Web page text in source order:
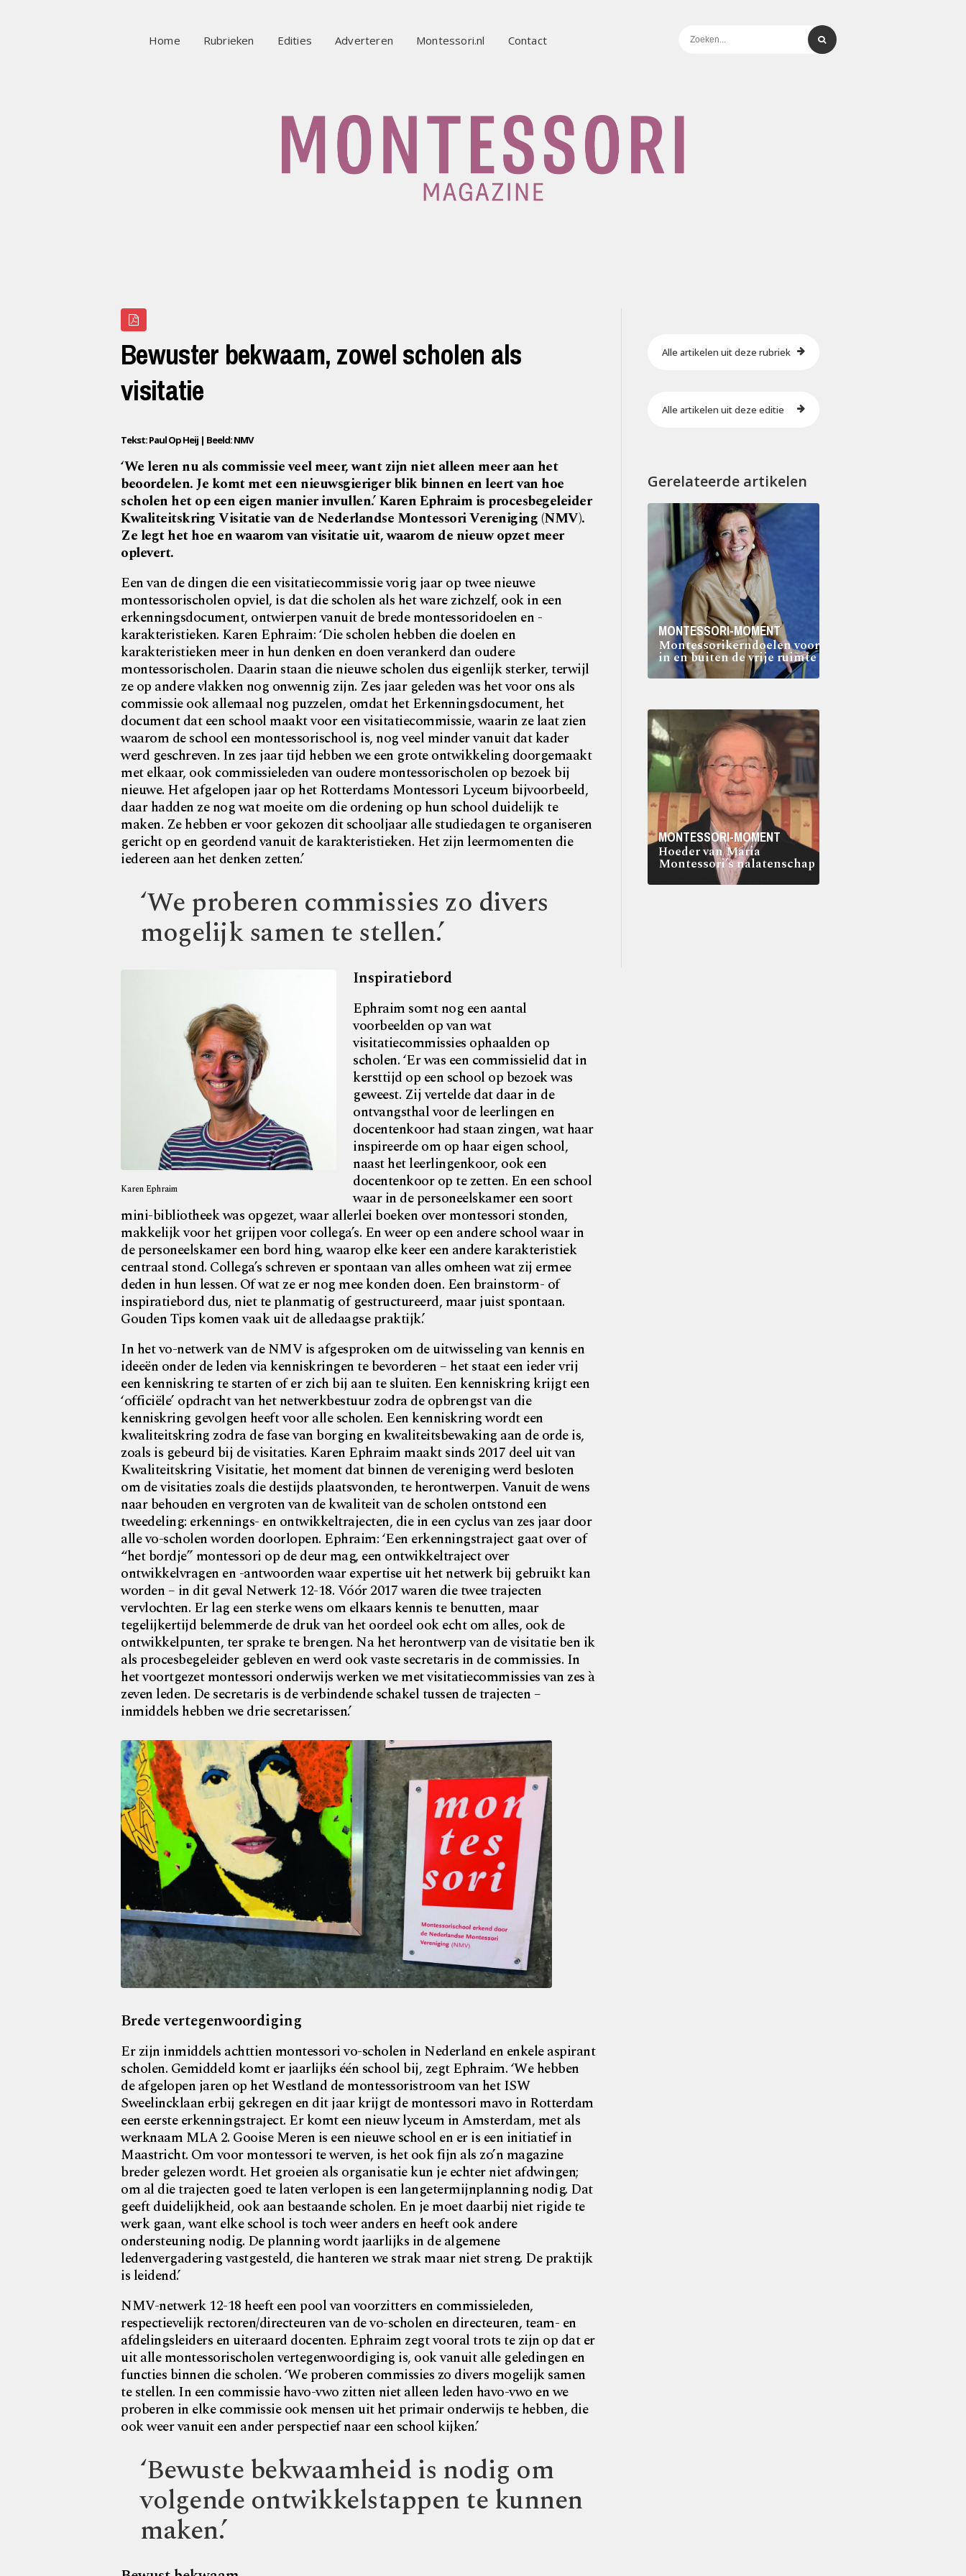
Home Rubrieken Edities Adverteren Montessori.nl Contact
Bewuster bekwaam, zowel scholen als
visitatie
Tekst: Paul Op Heij | Beeld: NMV
‘We leren nu als commissie veel meer, want zijn niet alleen meer aan het
beoordelen. Je komt met een nieuwsgieriger blik binnen en leert van hoe
scholen het op een eigen manier invullen.’ Karen Ephraim is procesbegeleider
Kwaliteitskring Visitatie van de Nederlandse Montessori Vereniging (NMV).
Ze legt het hoe en waarom van visitatie uit, waarom de nieuw opzet meer
oplevert.
Een van de dingen die een visitatiecommissie vorig jaar op twee nieuwe
montessorischolen opviel, is dat die scholen als het ware zichzelf, ook in een
erkenningsdocument, ontwierpen vanuit de brede montessoridoelen en -
karakteristieken. Karen Ephraim: ‘Die scholen hebben die doelen en
karakteristieken meer in hun denken en doen verankerd dan oudere
montessorischolen. Daarin staan die nieuwe scholen dus eigenlijk sterker, terwijl
ze op andere vlakken nog onwennig zijn. Zes jaar geleden was het voor ons als
commissie ook allemaal nog puzzelen, omdat het Erkenningsdocument, het
document dat een school maakt voor een visitatiecommissie, waarin ze laat zien
waarom de school een montessorischool is, nog veel minder vanuit dat kader
werd geschreven. In zes jaar tijd hebben we een grote ontwikkeling doorgemaakt
met elkaar, ook commissieleden van oudere montessorischolen op bezoek bij
nieuwe. Het afgelopen jaar op het Rotterdams Montessori Lyceum bijvoorbeeld,
daar hadden ze nog wat moeite om die ordening op hun school duidelijk te
maken. Ze hebben er voor gekozen dit schooljaar alle studiedagen te organiseren
gericht op en geordend vanuit de karakteristieken. Het zijn leermomenten die
iedereen aan het denken zetten.’
‘We proberen commissies zo divers
mogelijk samen te stellen.’
Karen Ephraim
Inspiratiebord
Ephraim somt nog een aantal
voorbeelden op van wat
visitatiecommissies ophaalden op
scholen. ‘Er was een commissielid dat in
kersttijd op een school op bezoek was
geweest. Zij vertelde dat daar in de
ontvangsthal voor de leerlingen en
docentenkoor had staan zingen, wat haar
inspireerde om op haar eigen school,
naast het leerlingenkoor, ook een
docentenkoor op te zetten. En een school
waar in de personeelskamer een soort
mini-bibliotheek was opgezet, waar allerlei boeken over montessori stonden,
makkelijk voor het grijpen voor collega’s. En weer op een andere school waar in
de personeelskamer een bord hing, waarop elke keer een andere karakteristiek
centraal stond. Collega’s schreven er spontaan van alles omheen wat zij ermee
deden in hun lessen. Of wat ze er nog mee konden doen. Een brainstorm- of
inspiratiebord dus, niet te planmatig of gestructureerd, maar juist spontaan.
Gouden Tips komen vaak uit de alledaagse praktijk.’
In het vo-netwerk van de NMV is afgesproken om de uitwisseling van kennis en
ideeën onder de leden via kenniskringen te bevorderen – het staat een ieder vrij
een kenniskring te starten of er zich bij aan te sluiten. Een kenniskring krijgt een
‘officiële’ opdracht van het netwerkbestuur zodra de opbrengst van die
kenniskring gevolgen heeft voor alle scholen. Een kenniskring wordt een
kwaliteitskring zodra de fase van borging en kwaliteitsbewaking aan de orde is,
zoals is gebeurd bij de visitaties. Karen Ephraim maakt sinds 2017 deel uit van
Kwaliteitskring Visitatie, het moment dat binnen de vereniging werd besloten
om de visitaties zoals die destijds plaatsvonden, te herontwerpen. Vanuit de wens
naar behouden en vergroten van de kwaliteit van de scholen ontstond een
tweedeling: erkennings- en ontwikkeltrajecten, die in een cyclus van zes jaar door
alle vo-scholen worden doorlopen. Ephraim: ‘Een erkenningstraject gaat over of
“het bordje” montessori op de deur mag, een ontwikkeltraject over
ontwikkelvragen en -antwoorden waar expertise uit het netwerk bij gebruikt kan
worden – in dit geval Netwerk 12-18. Vóór 2017 waren die twee trajecten
vervlochten. Er lag een sterke wens om elkaars kennis te benutten, maar
tegelijkertijd belemmerde de druk van het oordeel ook echt om alles, ook de
ontwikkelpunten, ter sprake te brengen. Na het herontwerp van de visitatie ben ik
als procesbegeleider gebleven en werd ook vaste secretaris in de commissies. In
het voortgezet montessori onderwijs werken we met visitatiecommissies van zes à
zeven leden. De secretaris is de verbindende schakel tussen de trajecten –
inmiddels hebben we drie secretarissen.’
Brede vertegenwoordiging
Er zijn inmiddels achttien montessori vo-scholen in Nederland en enkele aspirant
scholen. Gemiddeld komt er jaarlijks één school bij, zegt Ephraim. ‘We hebben
de afgelopen jaren op het Westland de montessoristroom van het ISW
Sweelincklaan erbij gekregen en dit jaar krijgt de montessori mavo in Rotterdam
een eerste erkenningstraject. Er komt een nieuw lyceum in Amsterdam, met als
werknaam MLA 2. Gooise Meren is een nieuwe school en er is een initiatief in
Maastricht. Om voor montessori te werven, is het ook fijn als zo’n magazine
breder gelezen wordt. Het groeien als organisatie kun je echter niet afdwingen;
om al die trajecten goed te laten verlopen is een langetermijnplanning nodig. Dat
geeft duidelijkheid, ook aan bestaande scholen. En je moet daarbij niet rigide te
werk gaan, want elke school is toch weer anders en heeft ook andere
ondersteuning nodig. De planning wordt jaarlijks in de algemene
ledenvergadering vastgesteld, die hanteren we strak maar niet streng. De praktijk
is leidend.’
NMV-netwerk 12-18 heeft een pool van voorzitters en commissieleden,
respectievelijk rectoren/directeuren van de vo-scholen en directeuren, team- en
afdelingsleiders en uiteraard docenten. Ephraim zegt vooral trots te zijn op dat er
uit alle montessorischolen vertegenwoordiging is, ook vanuit alle geledingen en
functies binnen die scholen. ‘We proberen commissies zo divers mogelijk samen
te stellen. In een commissie havo-vwo zitten niet alleen leden havo-vwo en we
proberen in elke commissie ook mensen uit het primair onderwijs te hebben, die
ook weer vanuit een ander perspectief naar een school kijken.’
‘Bewuste bekwaamheid is nodig om
volgende ontwikkelstappen te kunnen
maken.’
Alle artikelen uit deze rubriek
Alle artikelen uit deze editie
Gerelateerde artikelen
MONTESSORI-MOMENT
Montessorikerndoelen voor
in en buiten de vrije ruimte
MONTESSORI-MOMENT
Hoeder van Maria
Montessori’s nalatenschap